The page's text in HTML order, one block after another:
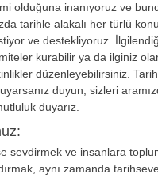
olduğuna inanıyoruz ve
tarihle alakalı her türlü
ve destekliyoruz.
kurabilir ya da ilginiz
düzenleyebilirsiniz.
duyun, sizleri
duyarız.
sevdirmek ve insanlara
aynı zamanda